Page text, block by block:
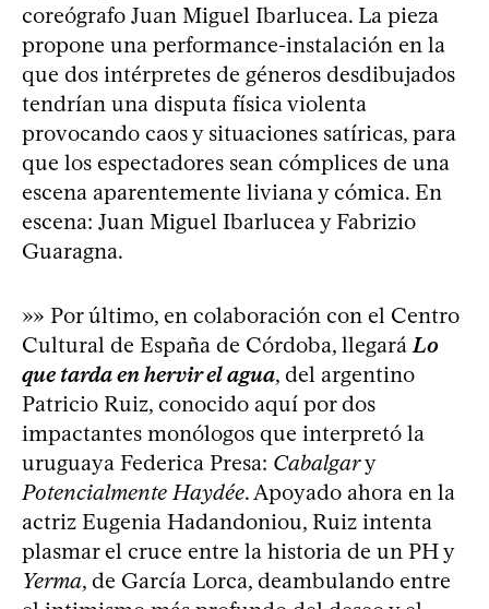
coreógrafo Juan Miguel Ibarlucea. La pieza
propone una performance-instalación en la
que dos intérpretes de géneros desdibujados
tendrían una disputa física violenta
provocando caos y situaciones satíricas, para
que los espectadores sean cómplices de una
escena aparentemente liviana y cómica. En
escena: Juan Miguel Ibarlucea y Fabrizio
Guaragna.
»» Por último, en colaboración con el Centro
Cultural de España de Córdoba, llegará Lo
que tarda en hervir el agua, del argentino
Patricio Ruiz, conocido aquí por dos
impactantes monólogos que interpretó la
uruguaya Federica Presa: Cabalgary
Potencialmente Haydée. Apoyado ahora en la
actriz Eugenia Hadandoniou, Ruiz intenta
plasmar el cruce entre la historia de un PH y
Yerma, de García Lorca, deambulando entre